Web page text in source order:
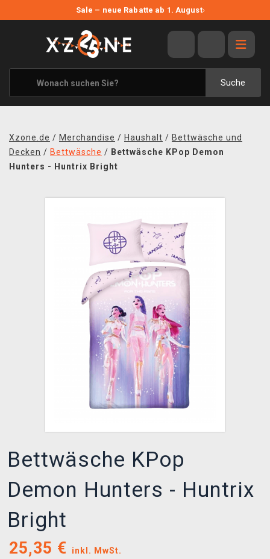
Sale – neue Rabatte ab 1. August›
Suche
ANGEBOTE
ALLE MARKEN
XZONE ORIGINALS
KLEIDUNG & ACCESSOIRES
BÜCHER & COMICS
Xzone.de / Merchandise / Haushalt / Bettwäsche und
Decken / Bettwäsche / Bettwäsche KPop Demon
Hunters - Huntrix Bright
Bettwäsche KPop
Demon Hunters - Huntrix
Bright
25,35 €
inkl. MwSt.